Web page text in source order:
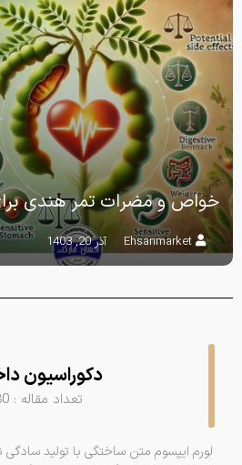
آذر 20, 1403
خواص و مضرات تمر هندی
دکوراسیون
تعداد مقاله : 30
لورم ایپسوم متن ساختگی با تولید